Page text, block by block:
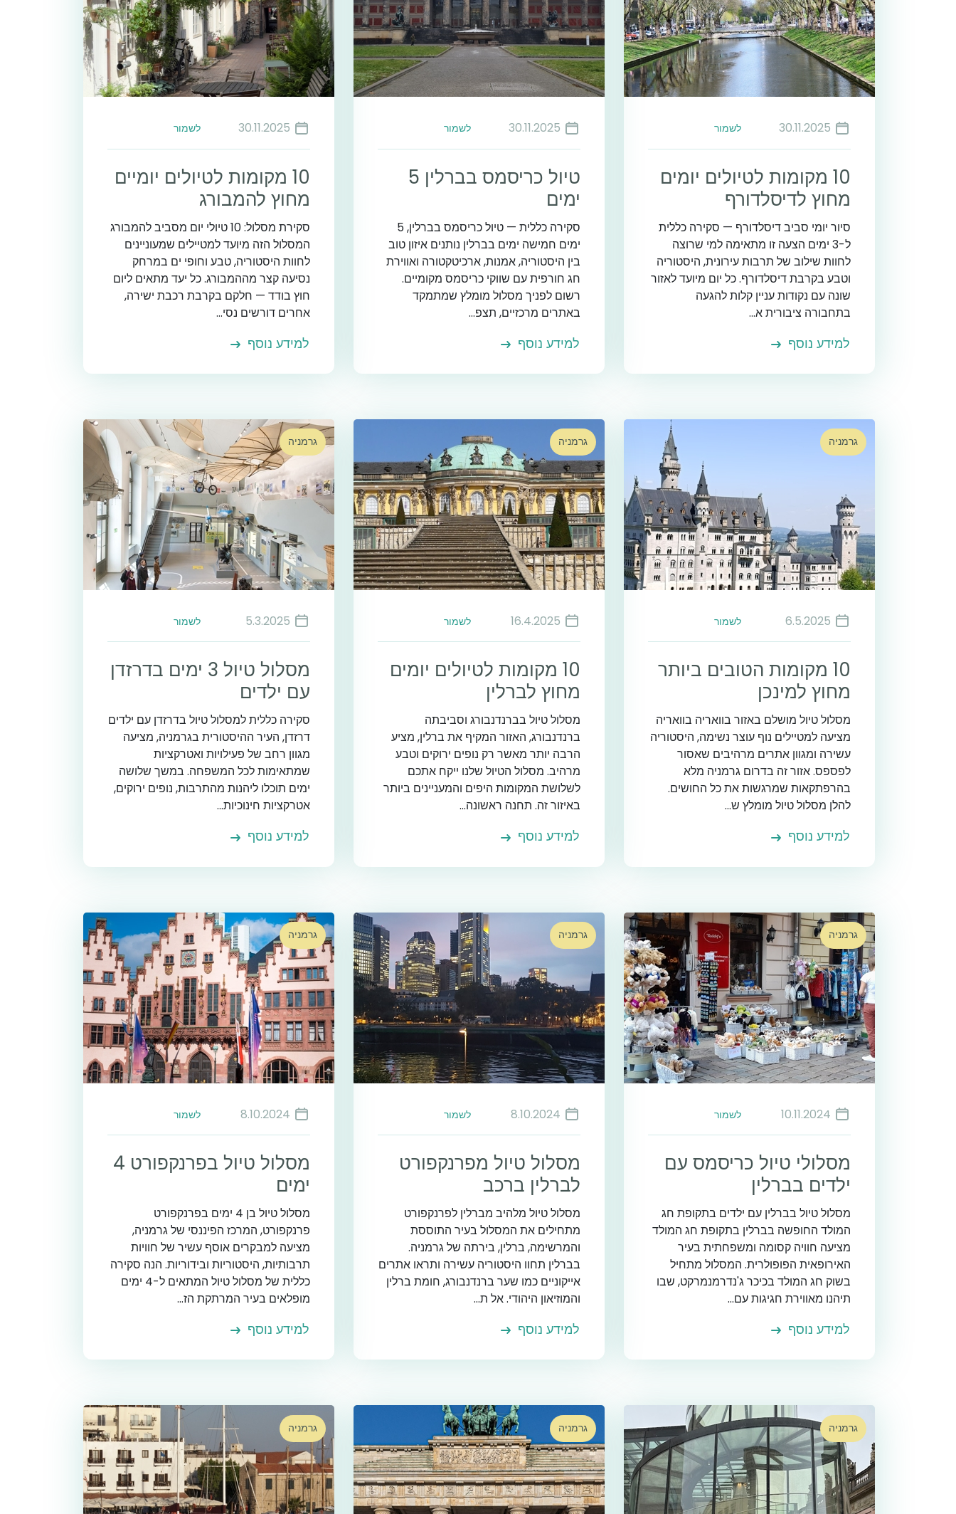
30.11.2025 לשמור
10 מקומות לטיולים יומים
מחוץ לדיסלדורף
סיור יומי סביב דיסלדורף — סקירה כללית
ל-3 ימים הצעה זו מתאימה למי שרוצה
לחוות שילוב של תרבות עירונית, היסטוריה
וטבע בקרבת דיסלדורף. כל יום מיועד לאזור
שונה עם נקודות עניין קלות להגעה
בתחבורה ציבורית א...
למידע נוסף
30.11.2025 לשמור
טיול כריסמס בברלין 5
ימים
סקירה כללית — טיול כריסמס בברלין, 5
ימים חמישה ימים בברלין נותנים איזון טוב
בין היסטוריה, אמנות, ארכיטקטורה ואווירת
חג חורפית עם שווקי כריסמס מקומיים.
רשום לפניך מסלול מומלץ שמתמקד
באתרים מרכזיים, תצפ...
למידע נוסף
30.11.2025 לשמור
10 מקומות לטיולים יומיים
מחוץ להמבורג
סקירת מסלול: 10 טיולי יום מסביב להמבורג
המסלול הזה מיועד למטיילים שמעוניינים
לחוות היסטוריה, טבע וחופי ים במרחק
נסיעה קצר מההמבורג. כל יעד מתאים ליום
חוץ בודד — חלקם בקרבת רכבת ישירה,
אחרים דורשים נסי...
למידע נוסף
גרמניה
6.5.2025 לשמור
10 מקומות הטובים ביותר
מחוץ למינכן
מסלול טיול מושלם באזור בוואריה בוואריה
מציעה למטיילים נוף עוצר נשימה, היסטוריה
עשירה ומגוון אתרים מרהיבים שאסור
לפספס. אזור זה בדרום גרמניה מלא
בהרפתקאות שמרגשות את כל החושים.
להלן מסלול טיול מומלץ ש...
למידע נוסף
גרמניה
16.4.2025 לשמור
10 מקומות לטיולים יומים
מחוץ לברלין
מסלול טיול בברנדנבורג וסביבתה
ברנדנבורג, האזור המקיף את ברלין, מציע
הרבה יותר מאשר רק נופים ירוקים וטבע
מרהיב. מסלול הטיול שלנו ייקח אתכם
לשלושת המקומות היפים והמעניינים ביותר
באיזור זה. תחנה ראשונה...
למידע נוסף
גרמניה
5.3.2025 לשמור
מסלול טיול 3 ימים בדרזדן
עם ילדים
סקירה כללית למסלול טיול בדרזדן עם ילדים
דרזדן, העיר ההיסטורית בגרמניה, מציעה
מגוון רחב של פעילויות ואטרקציות
שמתאימות לכל המשפחה. במשך שלושה
ימים תוכלו ליהנות מהתרבות, נופים ירוקים,
אטרקציות חינוכיות...
למידע נוסף
גרמניה
10.11.2024 לשמור
מסלולי טיול כריסמס עם
ילדים בברלין
מסלול טיול בברלין עם ילדים בתקופת חג
המולד החופשה בברלין בתקופת חג המולד
מציעה חוויה קסומה ומשפחתית בעיר
האירופאית הפופולרית. המסלול מתחיל
בשוק חג המולד בכיכר ג'נדרמנמרקט, שבו
תיהנו מאווירת חגיגות עם...
למידע נוסף
גרמניה
8.10.2024 לשמור
מסלול טיול מפרנקפורט
לברלין ברכב
מסלול טיול מלהיב מברלין לפרנקפורט
מתחילים את המסלול בעיר התוססת
והמרשימה, ברלין, בירתה של גרמניה.
בברלין תחוו היסטוריה עשירה ותראו אתרים
אייקוניים כמו שער ברנדנבורג, חומת ברלין
והמוזיאון היהודי. אל ת...
למידע נוסף
גרמניה
8.10.2024 לשמור
מסלול טיול בפרנקפורט 4
ימים
מסלול טיול בן 4 ימים בפרנקפורט
פרנקפורט, המרכז הפיננסי של גרמניה,
מציעה למבקרים אוסף עשיר של חוויות
תרבותיות, היסטוריות ובידוריות. הנה סקירה
כללית של מסלול טיול המתאים ל-4 ימים
מופלאים בעיר המרתקת הז...
למידע נוסף
גרמניה גרמניה גרמניה